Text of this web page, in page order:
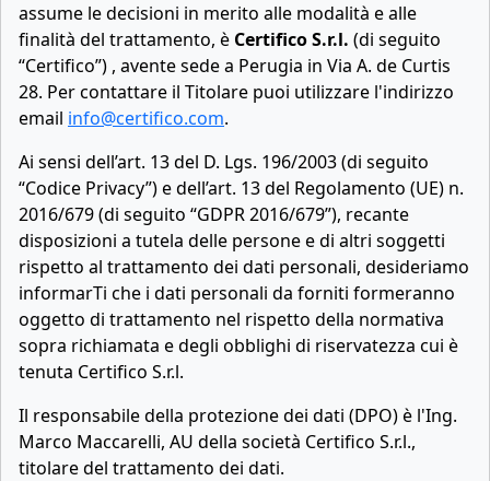
assume le decisioni in merito alle modalità e alle
finalità del trattamento, è Certifico S.r.l. (di seguito
“Certifico”) , avente sede a Perugia in Via A. de Curtis
28. Per contattare il Titolare puoi utilizzare l'indirizzo
email info@certifico.com.
Ai sensi dell’art. 13 del D. Lgs. 196/2003 (di seguito
“Codice Privacy”) e dell’art. 13 del Regolamento (UE) n.
2016/679 (di seguito “GDPR 2016/679”), recante
disposizioni a tutela delle persone e di altri soggetti
rispetto al trattamento dei dati personali, desideriamo
informarTi che i dati personali da forniti formeranno
oggetto di trattamento nel rispetto della normativa
sopra richiamata e degli obblighi di riservatezza cui è
tenuta Certifico S.r.l.
Il responsabile della protezione dei dati (DPO) è l'Ing.
Marco Maccarelli, AU della società Certifico S.r.l.,
titolare del trattamento dei dati.